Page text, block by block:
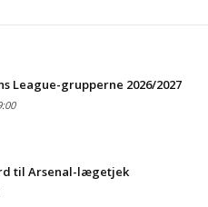
League-grupperne 2026/2027
til Arsenal-lægetjek